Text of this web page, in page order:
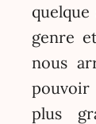
genre
nous
plus